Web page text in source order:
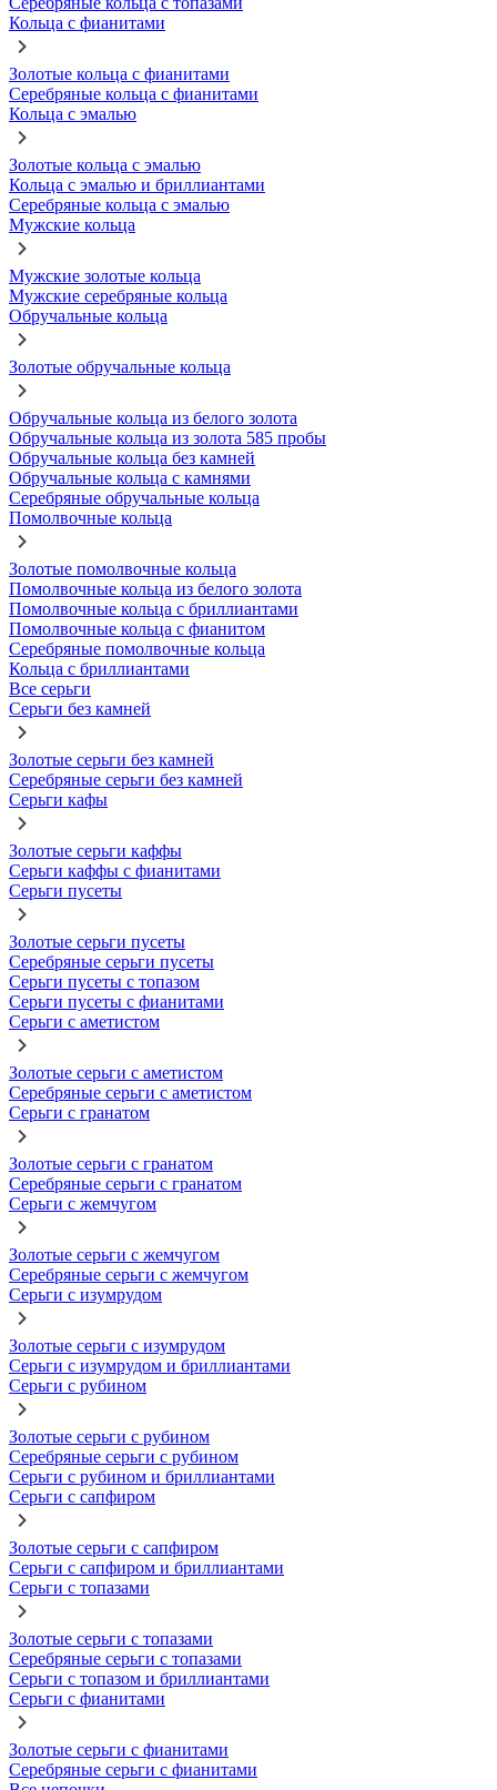
Кольца с фианитами
Золотые кольца с фианитами
Серебряные кольца с фианитами
Кольца с эмалью
Золотые кольца с эмалью
Кольца с эмалью и бриллиантами
Серебряные кольца с эмалью
Мужские кольца
Мужские золотые кольца
Мужские серебряные кольца
Обручальные кольца
Золотые обручальные кольца
Обручальные кольца из белого золота
Обручальные кольца из золота 585 пробы
Обручальные кольца без камней
Обручальные кольца с камнями
Серебряные обручальные кольца
Помолвочные кольца
Золотые помолвочные кольца
Помолвочные кольца из белого золота
Помолвочные кольца с бриллиантами
Помолвочные кольца с фианитом
Серебряные помолвочные кольца
Кольца с бриллиантами
Все серьги
Серьги без камней
Золотые серьги без камней
Серебряные серьги без камней
Серьги кафы
Золотые серьги каффы
Серьги каффы с фианитами
Серьги пусеты
Золотые серьги пусеты
Серебряные серьги пусеты
Серьги пусеты с топазом
Серьги пусеты с фианитами
Серьги с аметистом
Золотые серьги с аметистом
Серебряные серьги с аметистом
Серьги с гранатом
Золотые серьги с гранатом
Серебряные серьги с гранатом
Серьги с жемчугом
Золотые серьги с жемчугом
Серебряные серьги с жемчугом
Серьги с изумрудом
Золотые серьги с изумрудом
Серьги с изумрудом и бриллиантами
Серьги с рубином
Золотые серьги с рубином
Серебряные серьги с рубином
Серьги с рубином и бриллиантами
Серьги с сапфиром
Золотые серьги с сапфиром
Серьги с сапфиром и бриллиантами
Серьги с топазами
Золотые серьги с топазами
Серебряные серьги с топазами
Серьги с топазом и бриллиантами
Серьги с фианитами
Золотые серьги с фианитами
Серебряные серьги с фианитами